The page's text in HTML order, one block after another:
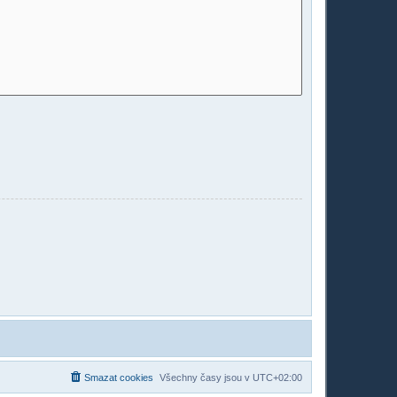
Všechny časy jsou v UTC+02:00
Smazat cookies